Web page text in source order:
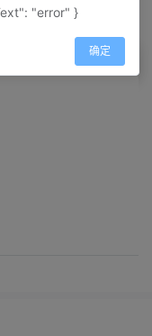
"error" }
确定